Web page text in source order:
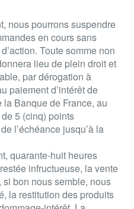
nous pourrons suspendre
en cours sans
Toute somme non
lieu de plein droit et
par dérogation à
paiement d’intérêt de
la Banque de France, au
5 (cinq) points
l’échéance jusqu’à la
quarante-huit heures
infructueuse, la vente
bon nous semble, nous
la restitution des produits